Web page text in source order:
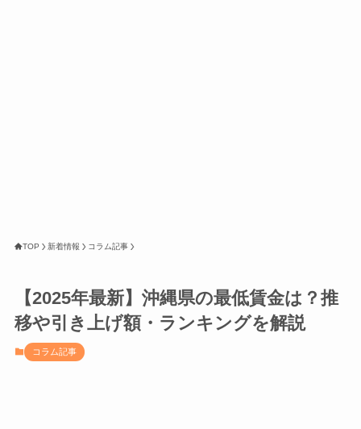
TOP 新着情報 コラム記事
【2025年最新】沖縄県の最低賃金は？推
移や引き上げ額・ランキングを解説
コラム記事